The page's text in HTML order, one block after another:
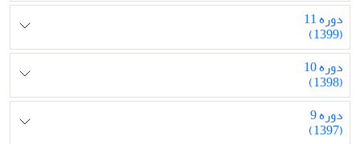
دوره 11
(1399)
دوره 10
(1398)
دوره 9
(1397)